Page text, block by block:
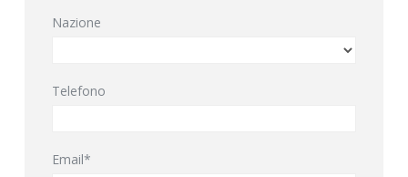
Nazione
Telefono
Email*